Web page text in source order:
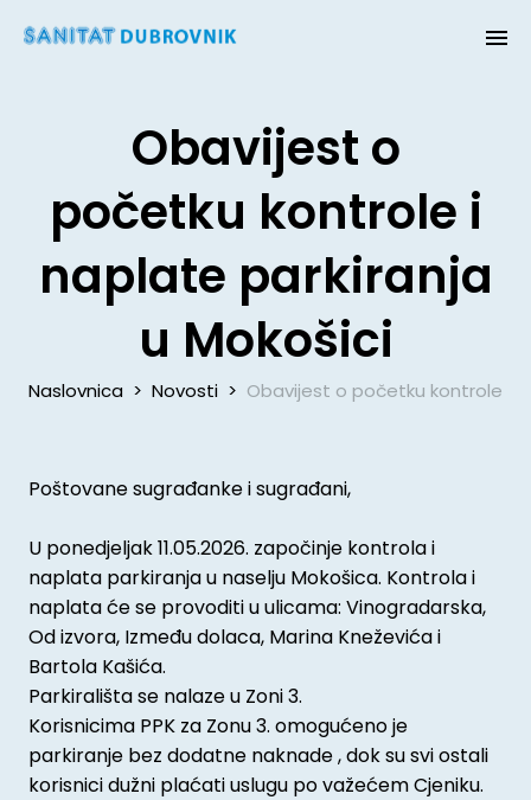
Obavijest o
početku kontrole i
naplate parkiranja
u Mokošici
Naslovnica > Novosti > Obavijest o početku kontrole i
Poštovane sugrađanke i sugrađani,
U ponedjeljak 11.05.2026. započinje kontrola i
naplata parkiranja u naselju Mokošica. Kontrola i
naplata će se provoditi u ulicama: Vinogradarska,
Od izvora, Između dolaca, Marina Kneževića i
Bartola Kašića.
Parkirališta se nalaze u Zoni 3.
Korisnicima PPK za Zonu 3. omogućeno je
parkiranje bez dodatne naknade , dok su svi ostali
korisnici dužni plaćati uslugu po važećem Cjeniku.